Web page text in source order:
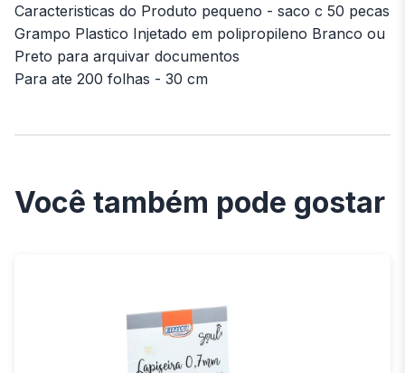
Caracteristicas do Produto pequeno - saco c 50 pecas
Grampo Plastico Injetado em polipropileno Branco ou
Preto para arquivar documentos
Para ate 200 folhas - 30 cm
Você também pode gostar